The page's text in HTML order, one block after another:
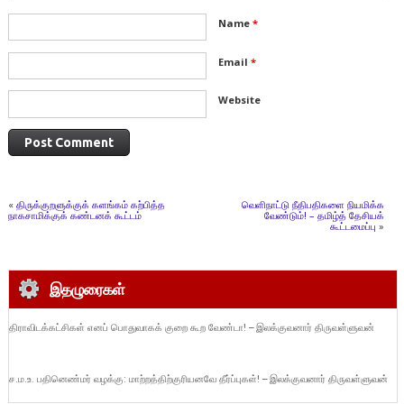
Name *
Email *
Website
« திருக்குறளுக்குக் களங்கம் கற்பித்த
நாகசாமிக்குக் கண்டனக் கூட்டம்
வெளிநாட்டு நீதிபதிகளை நியமிக்க
வேண்டும்! – தமிழ்த் தேசியக்
கூட்டமைப்பு »
இதழுரைகள்
திராவிடக்கட்சிகள் எனப் பொதுவாகக் குறை கூற வேண்டா! – இலக்குவனார் திருவள்ளுவன்
ச.ம.உ. பதினெண்மர் வழக்கு: மாற்றத்திற்குரியனவே தீர்ப்புகள்! – இலக்குவனார் திருவள்ளுவன்